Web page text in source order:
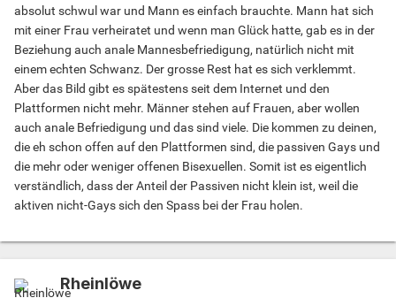
absolut schwul war und Mann es einfach brauchte. Mann hat sich
mit einer Frau verheiratet und wenn man Glück hatte, gab es in der
Beziehung auch anale Mannesbefriedigung, natürlich nicht mit
einem echten Schwanz. Der grosse Rest hat es sich verklemmt.
Aber das Bild gibt es spätestens seit dem Internet und den
Plattformen nicht mehr. Männer stehen auf Frauen, aber wollen
auch anale Befriedigung und das sind viele. Die kommen zu deinen,
die eh schon offen auf den Plattformen sind, die passiven Gays und
die mehr oder weniger offenen Bisexuellen. Somit ist es eigentlich
verständlich, dass der Anteil der Passiven nicht klein ist, weil die
aktiven nicht-Gays sich den Spass bei der Frau holen.
Rheinlöwe